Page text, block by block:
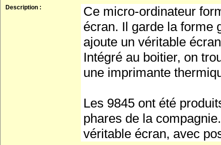
Description :
Ce micro-ordinateur
écran. Il garde la forme
ajoute un véritable
Intégré au boitier, on
une imprimante
Les 9845 ont été
phares de la
véritable écran, avec